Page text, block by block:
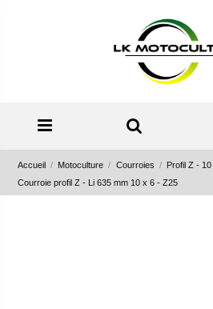
Accueil Motoculture Courroies
Profil Z -
Courroie profil Z - Li 635 mm 10 x 6 - Z25